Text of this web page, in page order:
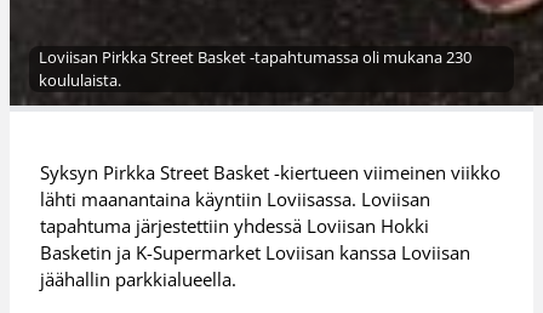
Loviisan Pirkka Street Basket -tapahtumassa oli mukana 230
koululaista.
Syksyn Pirkka Street Basket -kiertueen viimeinen viikko
lähti maanantaina käyntiin Loviisassa. Loviisan
tapahtuma järjestettiin yhdessä Loviisan Hokki
Basketin ja K-Supermarket Loviisan kanssa Loviisan
jäähallin parkkialueella.